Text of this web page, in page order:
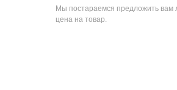
Мы постараемся предложить вам
цена на товар.